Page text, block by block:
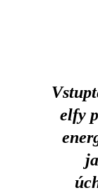
elfy